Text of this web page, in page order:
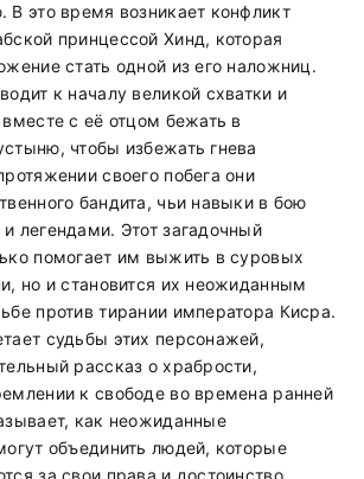
В это время возникает конфликт
принцессой Хинд, которая
стать одной из его наложниц.
к началу великой схватки и
с её отцом бежать в
чтобы избежать гнева
своего побега они
бандита, чьи навыки в бою
легендами. Этот загадочный
помогает им выжить в суровых
но и становится их неожиданным
против тирании императора Кисра.
судьбы этих персонажей,
рассказ о храбрости,
к свободе во времена ранней
как неожиданные
объединить людей, которые
за свои права и достоинство.